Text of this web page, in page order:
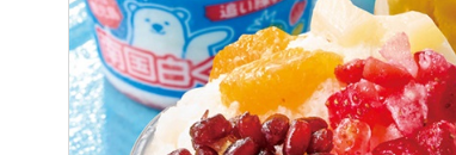
スイーツ
お菓子
飲料